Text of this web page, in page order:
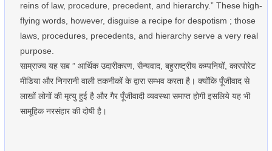
reins of law, procedure, precedent, and hierarchy.” These high-
flying words, however, disguise a recipe for despotism ; those
laws, procedures, precedents, and hierarchy serve a very real
purpose.
साम्राज्य यह सब ” आर्थिक उदारीकरण, सैन्यवाद, बहुराष्ट्रीय कम्पनियों, कारपोरेट
मीडिया और निगरानी वाली तकनीकों के द्वारा सम्भव करता है। क्योंकि पूँजीवाद से
लाखों लोगों की मृत्यु हुई है और गैर पूँजीवादी व्यवस्था समाप्त होगी इसलिये यह भी
सामूहिक नरसंहार की दोषी है।